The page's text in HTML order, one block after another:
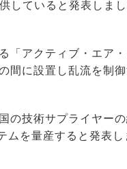
していると発表しま
「アクティブ・エア・
間に設置し乱流を制
の技術サプライヤーの
を量産すると発表し